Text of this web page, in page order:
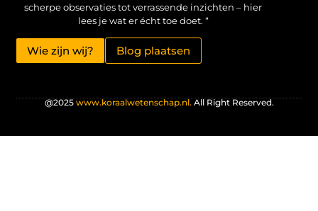
scherpe observaties tot verrassende inzichten – hier
lees je wat er écht toe doet. “
Wie zijn wij? Blog plaatsen
@2025 www.koraalwetenschap.nl. All Right Reserved.